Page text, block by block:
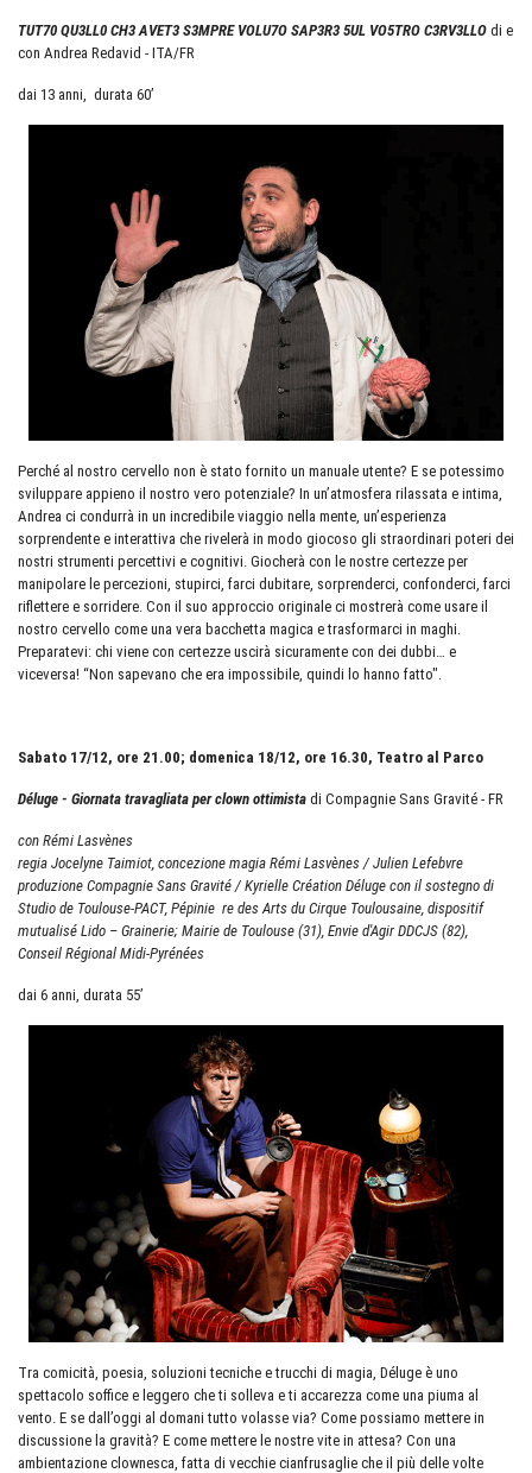
TUT70 QU3LL0 CH3 AVET3 S3MPRE VOLU7O SAP3R3 5UL VO5TRO C3RV3LLO di e
con Andrea Redavid - ITA/FR
dai 13 anni, durata 60’
Perché al nostro cervello non è stato fornito un manuale utente? E se potessimo
sviluppare appieno il nostro vero potenziale? In un’atmosfera rilassata e intima,
Andrea ci condurrà in un incredibile viaggio nella mente, un’esperienza
sorprendente e interattiva che rivelerà in modo giocoso gli straordinari poteri dei
nostri strumenti percettivi e cognitivi. Giocherà con le nostre certezze per
manipolare le percezioni, stupirci, farci dubitare, sorprenderci, confonderci, farci
riflettere e sorridere. Con il suo approccio originale ci mostrerà come usare il
nostro cervello come una vera bacchetta magica e trasformarci in maghi.
Preparatevi: chi viene con certezze uscirà sicuramente con dei dubbi… e
viceversa! “Non sapevano che era impossibile, quindi lo hanno fatto".
Sabato 17/12, ore 21.00; domenica 18/12, ore 16.30, Teatro al Parco
Déluge - Giornata travagliata per clown ottimista di Compagnie Sans Gravité - FR
con Rémi Lasvènes
regia Jocelyne Taimiot, concezione magia Rémi Lasvènes / Julien Lefebvre
produzione Compagnie Sans Gravité / Kyrielle Création Déluge con il sostegno di
Studio de Toulouse-PACT, Pépinie re des Arts du Cirque Toulousaine, dispositif
mutualisé Lido – Grainerie; Mairie de Toulouse (31), Envie d'Agir DDCJS (82),
Conseil Régional Midi-Pyrénées
dai 6 anni, durata 55’
Tra comicità, poesia, soluzioni tecniche e trucchi di magia, Déluge è uno
spettacolo soffice e leggero che ti solleva e ti accarezza come una piuma al
vento. E se dall’oggi al domani tutto volasse via? Come possiamo mettere in
discussione la gravità? E come mettere le nostre vite in attesa? Con una
ambientazione clownesca, fatta di vecchie cianfrusaglie che il più delle volte